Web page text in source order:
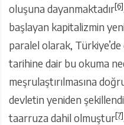
oluşuna dayanmaktadır[6]
başlayan kapitalizmin
paralel olarak,
tarihine dair bu okuma
meşrulaştırılmasına
devletin yeniden
taarruza dahil olmuştur[7].